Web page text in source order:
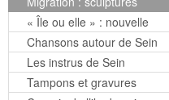
« Île ou elle » : nouvelle
Chansons autour de Sein
Les instrus de Sein
Tampons et gravures